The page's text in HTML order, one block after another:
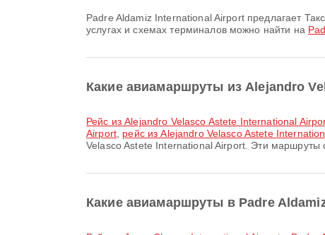
Padre Aldamiz International Airport предлагает Такси и множество других удобств, чтобы сделать ваше путешествие комфортнее. Подробную информацию об
услугах и схемах терминалов можно найти на
Какие авиамаршруты из Alejandro
рейс из Alejandro Velasco Astete International
Airport, рейс из Alejandro Velasco Astete
Velasco Astete International Airport. Эти маршруты
Какие авиамаршруты в Padre